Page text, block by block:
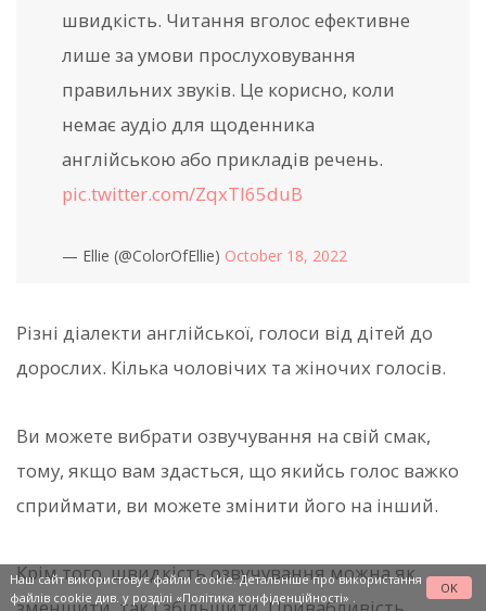
швидкість. Читання вголос ефективне
лише за умови прослуховування
правильних звуків. Це корисно, коли
немає аудіо для щоденника
англійською або прикладів речень.
pic.twitter.com/ZqxTl65duB
— Ellie (@ColorOfEllie) October 18, 2022
Різні діалекти англійської, голоси від дітей до
дорослих. Кілька чоловічих та жіночих голосів.
Ви можете вибрати озвучування на свій смак,
тому, якщо вам здасться, що якийсь голос важко
сприймати, ви можете змінити його на інший.
Крім того, швидкість озвучування можна як
Наш сайт використовує файли cookie. Детальніше про використання
файлів cookie див. у розділі «Політика конфіденційності»
OK